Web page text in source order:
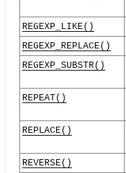
REGEXP_LIKE()
REGEXP_REPLACE()
REGEXP_SUBSTR()
REPEAT()
REPLACE()
REVERSE()